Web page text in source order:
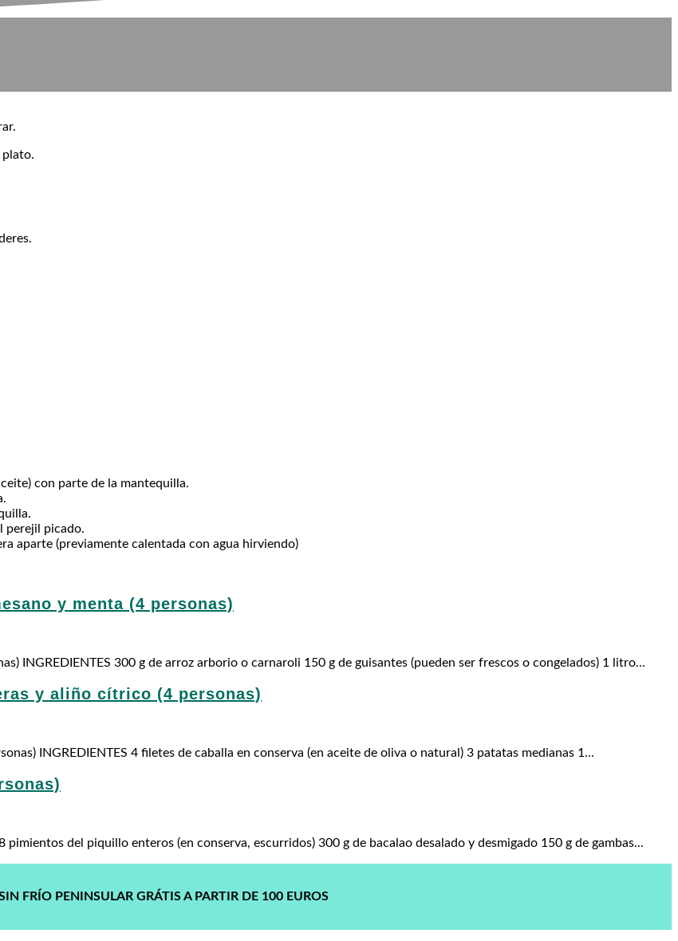
plato.
con parte de la mantequilla.
perejil picado.
aparte (previamente calentada con agua hirviendo)
y menta (4 personas)
INGREDIENTES 300 g de arroz arborio o carnaroli 150 g de guisantes (pueden ser frescos o congelados) 1 litro...
y aliño cítrico (4 personas)
INGREDIENTES 4 filetes de caballa en conserva (en aceite de oliva o natural) 3 patatas medianas 1...
pimientos del piquillo enteros (en conserva, escurridos) 300 g de bacalao desalado y desmigado 150 g de gambas...
FRÍO PENINSULAR GRÁTIS A PARTIR DE 100 EUROS